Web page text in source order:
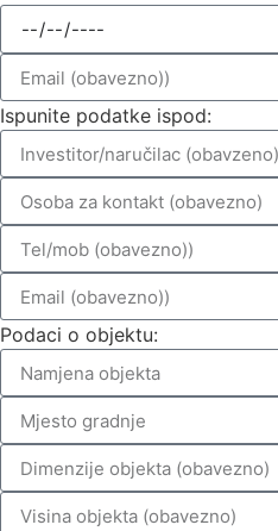
Ispunite podatke ispod:
Podaci o objektu: